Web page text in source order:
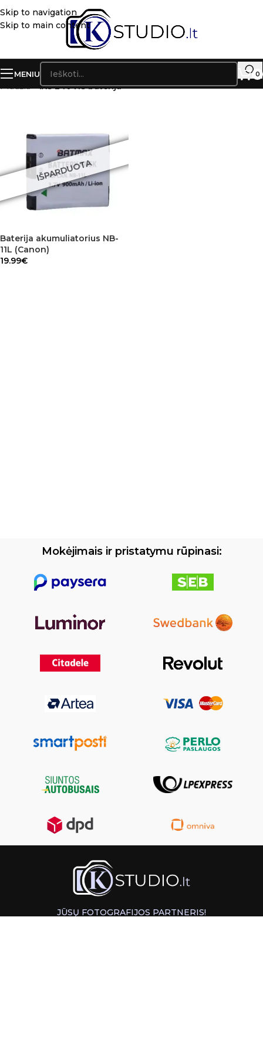
Skip to navigation
Skip to main content
MENIU 0
Pradžia»IXS 240 HS baterija
IŠPARDUOTA
Baterija akumuliatorius NB-
11L (Canon)
19.99€
Mokėjimais ir pristatymu rūpinasi:
JŪSŲ FOTOGRAFIJOS PARTNERIS!